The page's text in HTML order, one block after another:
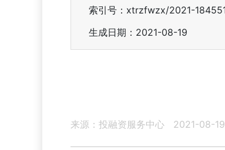
索引号：xtrzfwzx/2021-
生成日期：2021-08-19
来源：投融资服务中心 2021-08-